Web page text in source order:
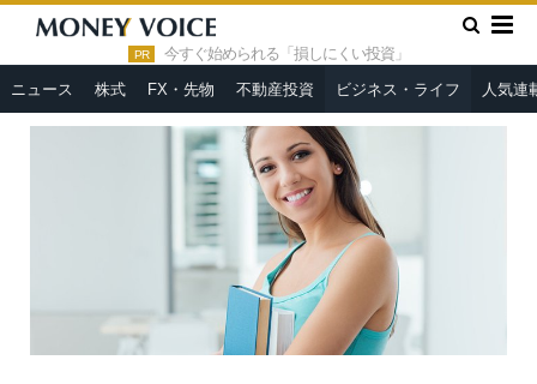
PR 今すぐ始められる「損しにくい投資」
ニュース 株式 FX・先物 不動産投資 ビジネス・ライフ 人気連
HOME » ビジネス・ライフ
記憶術から教祖入門まで、最近面
白かった「マニュアル本」ベスト５＝三浦茜